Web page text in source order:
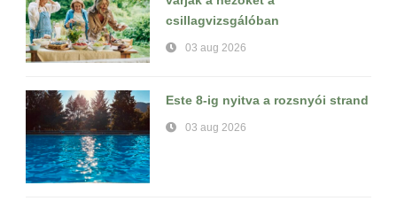
csillagvizsgálóban
03 aug 2026
Este 8-ig nyitva a rozsnyói strand
03 aug 2026